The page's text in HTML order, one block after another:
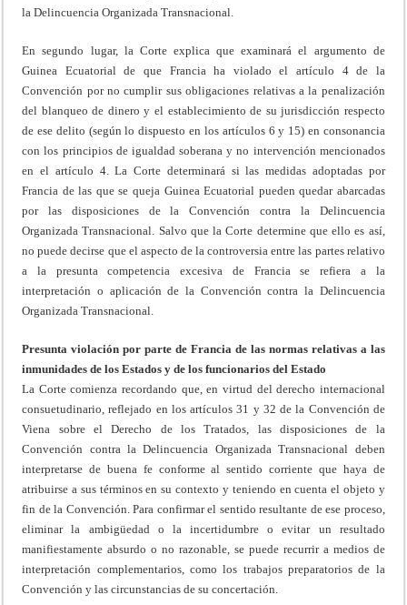
la Delincuencia Organizada Transnacional.
En segundo lugar, la Corte explica que examinará el argumento de
Guinea Ecuatorial de que Francia ha violado el artículo 4 de la
Convención por no cumplir sus obligaciones relativas a la penalización
del blanqueo de dinero y el establecimiento de su jurisdicción respecto
de ese delito (según lo dispuesto en los artículos 6 y 15) en consonancia
con los principios de igualdad soberana y no intervención mencionados
en el artículo 4. La Corte determinará si las medidas adoptadas por
Francia de las que se queja Guinea Ecuatorial pueden quedar abarcadas
por las disposiciones de la Convención contra la Delincuencia
Organizada Transnacional. Salvo que la Corte determine que ello es así,
no puede decirse que el aspecto de la controversia entre las partes relativo
a la presunta competencia excesiva de Francia se refiera a la
interpretación o aplicación de la Convención contra la Delincuencia
Organizada Transnacional.
Presunta violación por parte de Francia de las normas relativas a las
inmunidades de los Estados y de los funcionarios del Estado
La Corte comienza recordando que, en virtud del derecho internacional
consuetudinario, reflejado en los artículos 31 y 32 de la Convención de
Viena sobre el Derecho de los Tratados, las disposiciones de la
Convención contra la Delincuencia Organizada Transnacional deben
interpretarse de buena fe conforme al sentido corriente que haya de
atribuirse a sus términos en su contexto y teniendo en cuenta el objeto y
fin de la Convención. Para confirmar el sentido resultante de ese proceso,
eliminar la ambigüedad o la incertidumbre o evitar un resultado
manifiestamente absurdo o no razonable, se puede recurrir a medios de
interpretación complementarios, como los trabajos preparatorios de la
Convención y las circunstancias de su concertación.